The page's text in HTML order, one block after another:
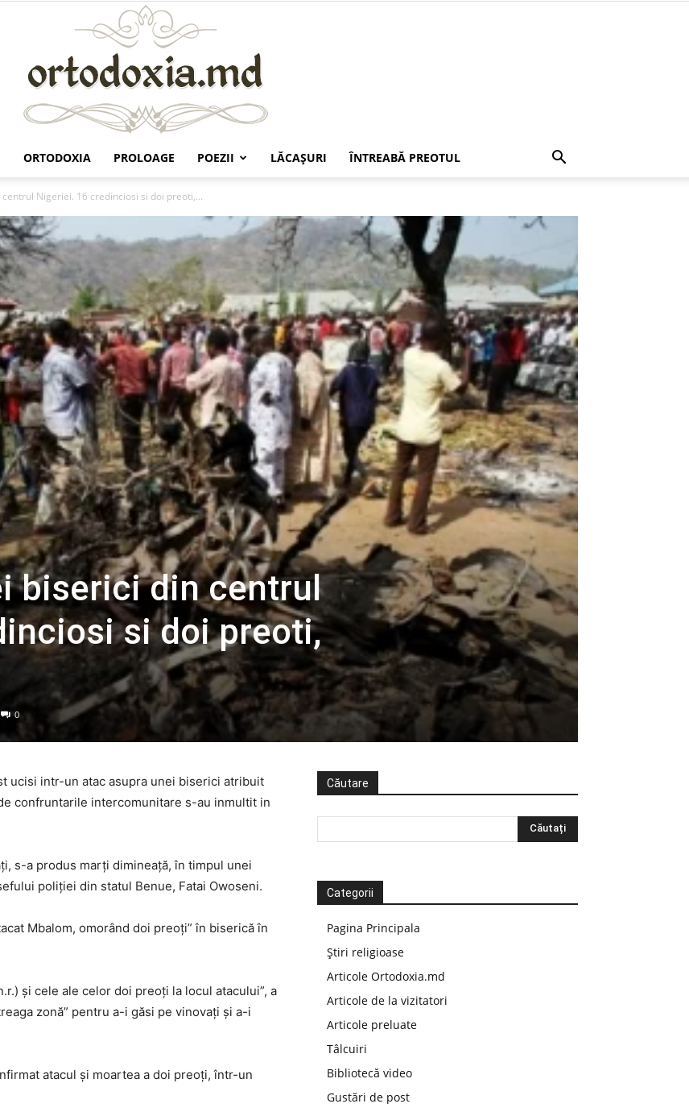
Ortodoxia.md
ORTODOXIA PROLOAGE POEZII LĂCAŞURI ÎNTREABĂ PREOTUL
Nigeriei. 16 credinciosi si doi preoti,...
biserici din centrul
si doi preoti,
0
ucisi intr-un atac asupra unei biserici atribuit
confruntarile intercomunitare s-au inmultit in
s-a produs marţi dimineaţă, în timpul unei
poliţiei din statul Benue, Fatai Owoseni.
Mbalom, omorând doi preoţi” în biserică în
şi cele ale celor doi preoţi la locul atacului”, a
zonă” pentru a-i găsi pe vinovaţi şi a-i
atacul şi moartea a doi preoţi, într-un
Căutare
Categorii
Pagina Principala
Știri religioase
Articole Ortodoxia.md
Articole de la vizitatori
Articole preluate
Tâlcuiri
Bibliotecă video
Gustări de post